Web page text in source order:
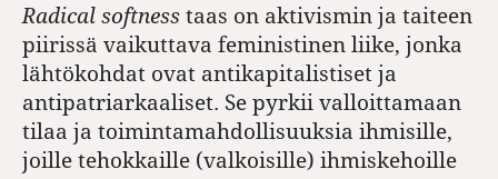
Radical softness taas on aktivismin ja taiteen
piirissä vaikuttava feministinen liike, jonka
lähtökohdat ovat antikapitalistiset ja
antipatriarkaaliset. Se pyrkii valloittamaan
tilaa ja toimintamahdollisuuksia ihmisille,
joille tehokkaille (valkoisille) ihmiskehoille